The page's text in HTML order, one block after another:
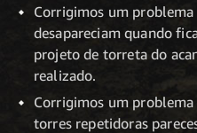
Corrigimos um
desapareciam quando
projeto de torreta do
realizado.
Corrigimos um
torres repetidoras